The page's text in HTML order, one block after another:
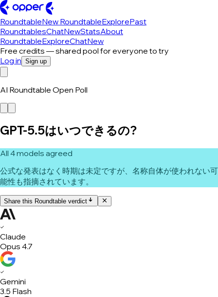
RoundtableNew RoundtableExplorePast
RoundtablesChatNewStatsAbout
RoundtableExploreChatNew
Free credits — shared pool for everyone to try
Log in Sign up
AI Roundtable Open Poll
GPT-5.5はいつできるの?
All 4 models agreed
公式な発表はなく時期は未定ですが、名称自体が使われない可
能性も指摘されています。
Share this Roundtable verdict
✓
Claude
Opus 4.7
✓
Gemini
3.5 Flash